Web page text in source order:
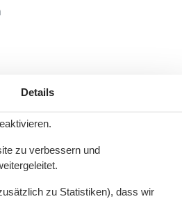
Details
zu verbessern und
zu Statistiken), dass wir